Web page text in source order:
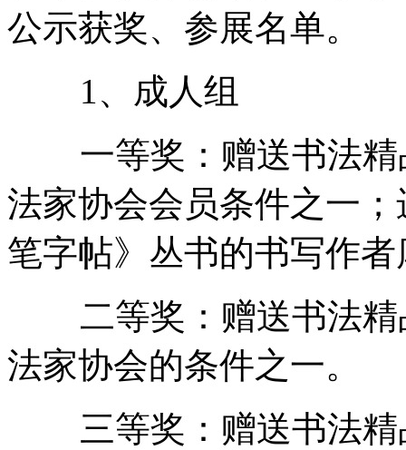
公示获奖、参展名单。
1、成人组
一等奖：赠送书法精
法家协会会员条件之一
笔字帖》丛书的书写作者
二等奖：赠送书法精
法家协会的条件之一。
三等奖：赠送书法精